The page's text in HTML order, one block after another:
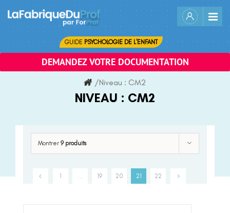
content
GUIDE PSYCHOLOGIE DE L'ENFANT
DEMANDEZ VOTRE DOCUMENTATION
/Niveau : CM2
NIVEAU : CM2
Montrer 9 produits
1 19 20 21 22